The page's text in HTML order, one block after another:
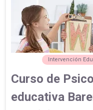
Intervención
Curso de
educativa